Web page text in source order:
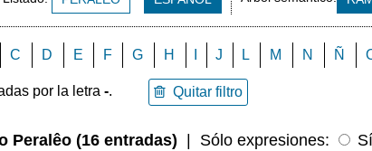
C D E F G H J L M N Ñ
por la letra -. Quitar filtro
Peralêo (16 entradas) Sólo expresiones: Sí